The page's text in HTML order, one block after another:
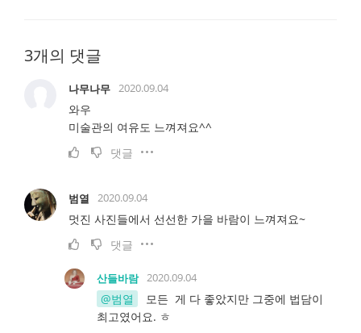
3개의 댓글
나무나무 2020.09.04
와우
미술관의 여유도 느껴져요^^
댓글
범열 2020.09.04
멋진 사진들에서 선선한 가을 바람이 느껴져요~
댓글
산들바람 2020.09.04
@범열
모든 게 다 좋았지만 그중에 법담이
최고였어요. ㅎ